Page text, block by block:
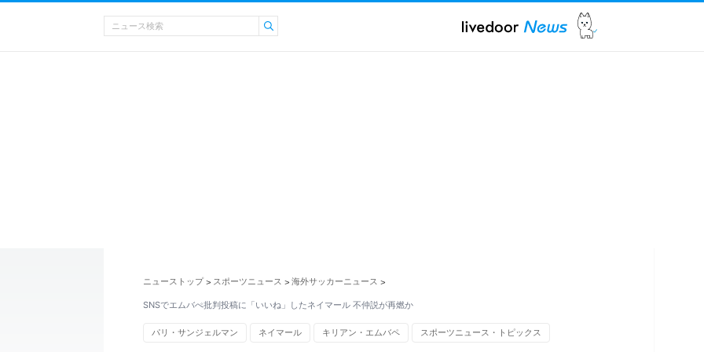
ニューストップ > スポーツニュース > 海外サッカーニュース >
SNSでエムバぺ批判投稿に「いいね」したネイマール 不仲説が再燃か
パリ・サンジェルマン ネイマール キリアン・エムバペ スポーツニュース・トピックス